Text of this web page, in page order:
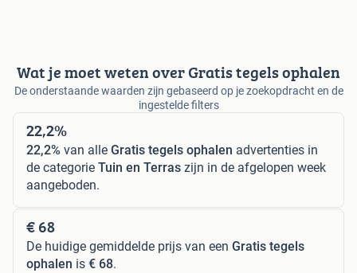
Wat je moet weten over Gratis tegels ophalen
De onderstaande waarden zijn gebaseerd op je zoekopdracht en de
ingestelde filters
22,2%
22,2% van alle Gratis tegels ophalen advertenties in
de categorie Tuin en Terras zijn in de afgelopen week
aangeboden.
€ 68
De huidige gemiddelde prijs van een Gratis tegels
ophalen is € 68.